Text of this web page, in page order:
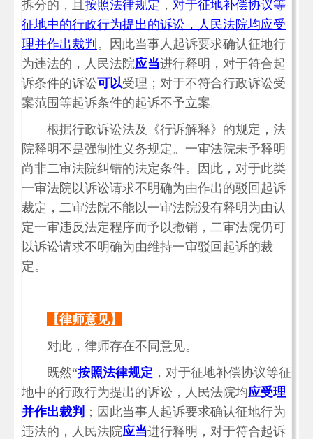
拆分的，且 按照法律规定 ， 对于征地补偿协议等
征地中的行政行为提出的诉讼，人民法院均应受
理并作出裁判 。因此当事人起诉要求确认征地行
为违法的，人民法院应当进行释明，对于符合起
诉条件的诉讼可以受理；对于不符合行政诉讼受
案范围等起诉条件的起诉不予立案。
根据行政诉讼法及《行诉解释》的规定，法
院释明不是强制性义务规定。一审法院未予释明
尚非二审法院纠错的法定条件。因此，对于此类
一审法院以诉讼请求不明确为由作出的驳回起诉
裁定，二审法院不能以一审法院没有释明为由认
定一审违反法定程序而予以撤销，二审法院仍可
以诉讼请求不明确为由维持一审驳回起诉的裁
定。
【律师意见】
对此，律师存在不同意见。
既然“按照法律规定 ，对于征地补偿协议等征
地中的行政行为提出的诉讼，人民法院均应受理
并作出裁判 ；因此当事人起诉要求确认征地行为
违法的，人民法院应当进行释明，对于符合起诉